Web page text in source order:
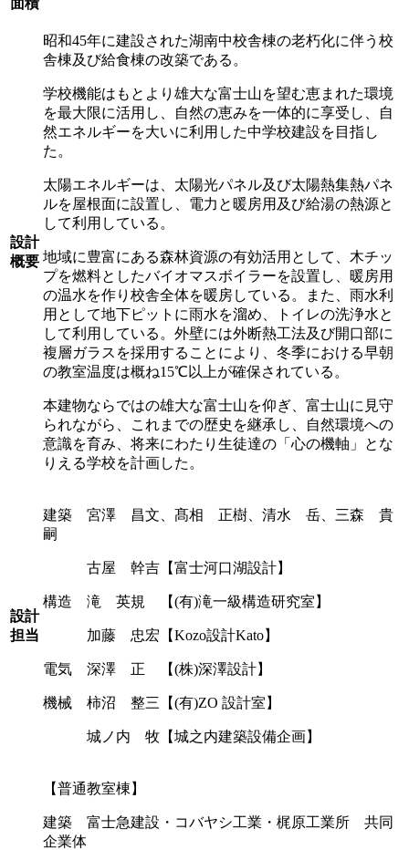
面積
設計
概要
昭和45年に建設された湖南中校舎棟の老朽化に伴う校
舎棟及び給食棟の改築である。
学校機能はもとより雄大な富士山を望む恵まれた環境
を最大限に活用し、自然の恵みを一体的に享受し、自
然エネルギーを大いに利用した中学校建設を目指し
た。
太陽エネルギーは、太陽光パネル及び太陽熱集熱パネ
ルを屋根面に設置し、電力と暖房用及び給湯の熱源と
して利用している。
地域に豊富にある森林資源の有効活用として、木チッ
プを燃料としたバイオマスボイラーを設置し、暖房用
の温水を作り校舎全体を暖房している。また、雨水利
用として地下ピットに雨水を溜め、トイレの洗浄水と
して利用している。外壁には外断熱工法及び開口部に
複層ガラスを採用することにより、冬季における早朝
の教室温度は概ね15℃以上が確保されている。
本建物ならではの雄大な富士山を仰ぎ、富士山に見守
られながら、これまでの歴史を継承し、自然環境への
意識を育み、将来にわたり生徒達の「心の機軸」とな
りえる学校を計画した。
設計
担当
建築 宮澤 昌文、髙相 正樹、清水 岳、三森 貴
嗣
古屋 幹吉【富士河口湖設計】
構造 滝 英規 【(有)滝一級構造研究室】
加藤 忠宏【Kozo設計Kato】
電気 深澤 正 【(株)深澤設計】
機械 柿沼 整三【(有)ZO 設計室】
城ノ内 牧【城之内建築設備企画】
【普通教室棟】
建築 富士急建設・コバヤシ工業・梶原工業所 共同
企業体